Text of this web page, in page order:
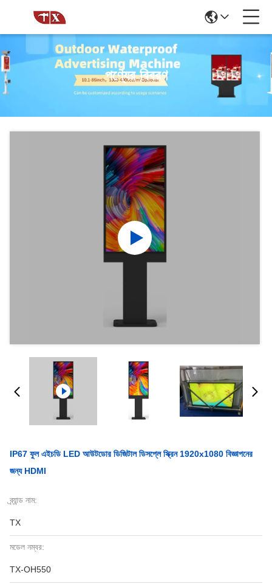
পণ্যের বিবরণ
IP67 ফুল এইচডি LED আউটডোর ডিজিটাল ডিসপ্লে স্ক্রিন 1920x1080 বিজ্ঞাপনের
জন্য HDMI
ব্র্যান্ড নাম:
TX
মডেল নম্বর:
TX-OH550